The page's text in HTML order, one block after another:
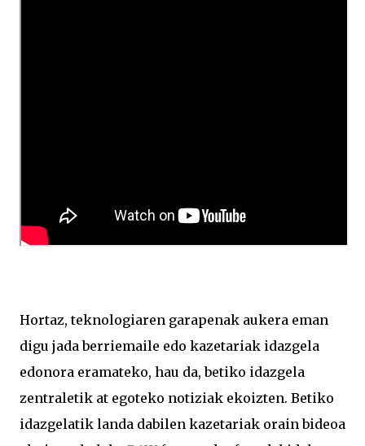
Hortaz, teknologiaren garapenak aukera eman
digu jada berriemaile edo kazetariak idazgela
edonora eramateko, hau da, betiko idazgela
zentraletik at egoteko notiziak ekoizten. Betiko
idazgelatik landa dabilen kazetariak orain bideoa